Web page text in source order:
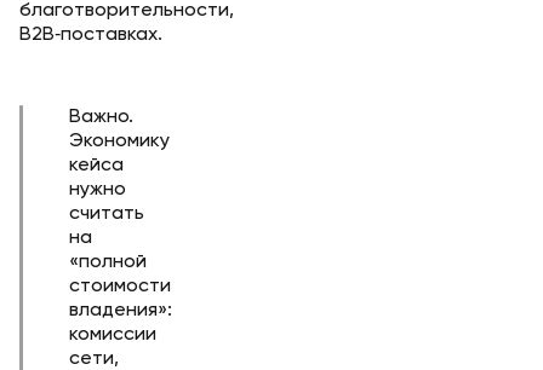
благотворительности,
B2B‑поставках.
Важно.
Экономику
кейса
нужно
считать
на
«полной
стоимости
владения»:
комиссии
сети,